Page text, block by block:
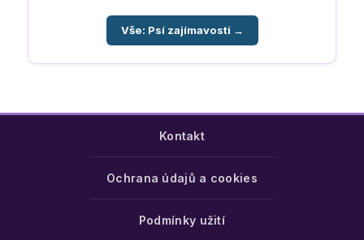
Vše: Psí zajímavosti →
Kontakt
Ochrana údajů a cookies
Podmínky užití